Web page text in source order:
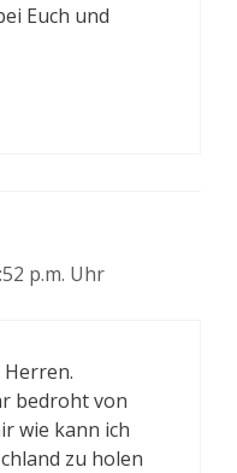
Euch und
p.m. Uhr
bedroht von
wie kann ich
zu holen